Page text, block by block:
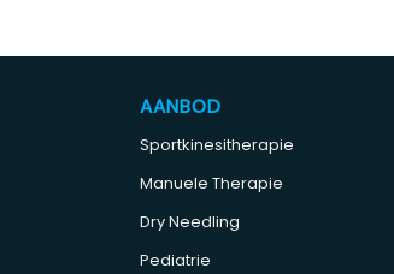
AANBOD
Sportkinesitherapie
Manuele Therapie
Dry Needling
Pediatrie